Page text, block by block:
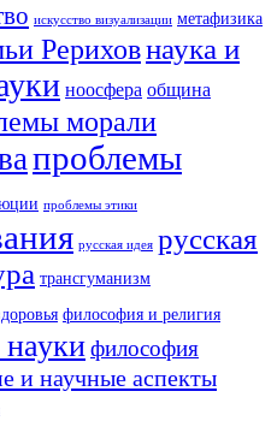
искусство визуализации метафизика
Рериховнаука и
ноосфера община
морали
проблемы
проблемы этики
русская идея русская
трансгуманизм
философия и религия
философия
и научные аспекты